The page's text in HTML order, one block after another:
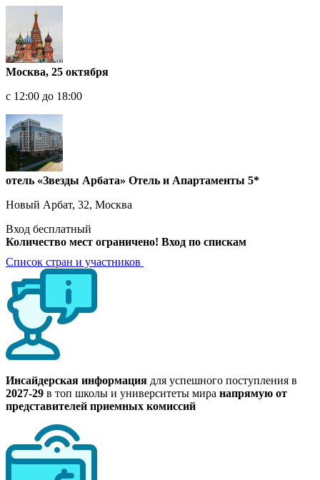
Москва, 25 октября
с 12:00 до 18:00
отель «Звезды Арбата» Отель и Апартаменты 5*
Новый Арбат, 32, Москва
Вход бесплатный
Количество мест ограничено! Вход по спискам
Список стран и участников
Инсайдерская информация для успешного поступления в
2027-29 в топ школы и университеты мира напрямую от
представителей приемных комиссий